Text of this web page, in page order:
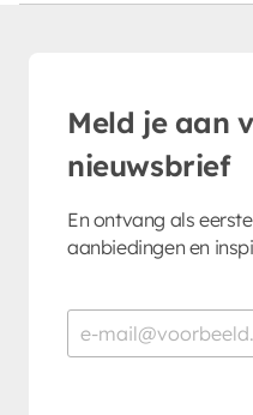
Meld je aan
nieuwsbrief
En ontvang als
aanbiedingen en